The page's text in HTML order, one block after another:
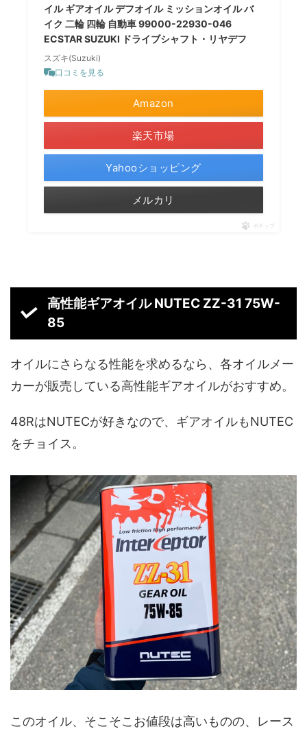
イル ギアオイル デフオイル ミッションオイル バ
イク 二輪 四輪 自動車 99000-22930-046
ECSTAR SUZUKI ドライブシャフト・リヤデフ
スズキ(Suzuki)
口コミを見る
Amazon
楽天市場
Yahooショッピング
メルカリ
ポチップ
高性能ギアオイル NUTEC ZZ-31 75W-
85
オイルにさらなる性能を求めるなら、各オイルメー
カーが販売している高性能ギアオイルがおすすめ。
48RはNUTECが好きなので、ギアオイルもNUTEC
をチョイス。
このオイル、そこそこお値段は高いものの、レース